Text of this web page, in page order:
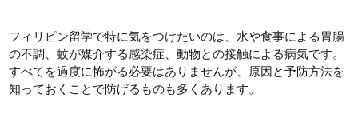
フィリピン留学で特に気をつけたいのは、水や食事による胃腸
の不調、蚊が媒介する感染症、動物との接触による病気です。
すべてを過度に怖がる必要はありませんが、原因と予防方法を
知っておくことで防げるものも多くあります。